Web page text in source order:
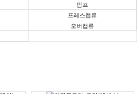
펌프
프레스캡류
오버캡류